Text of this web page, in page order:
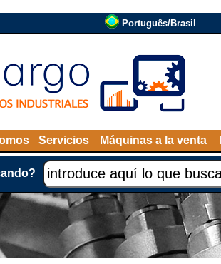
Português/Brasil
Servicios Máquinas a la venta